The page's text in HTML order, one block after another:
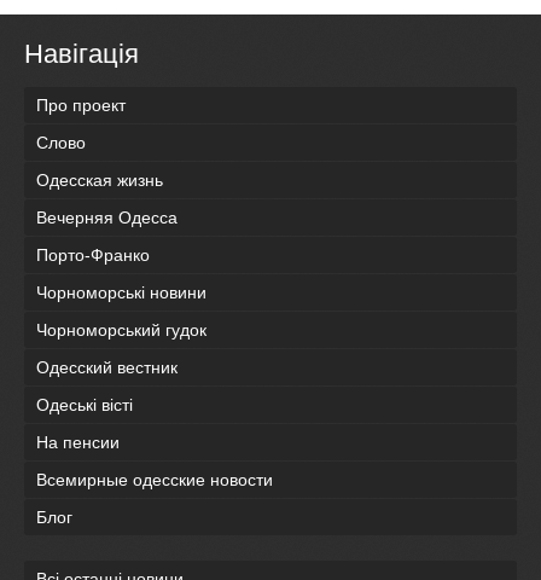
Навігація
Про проект
Слово
Одесская жизнь
Вечерняя Одесса
Порто-Франко
Чорноморські новини
Чорноморський гудок
Одесский вестник
Одеськi вiстi
На пенсии
Всемирные одесские новости
Блог